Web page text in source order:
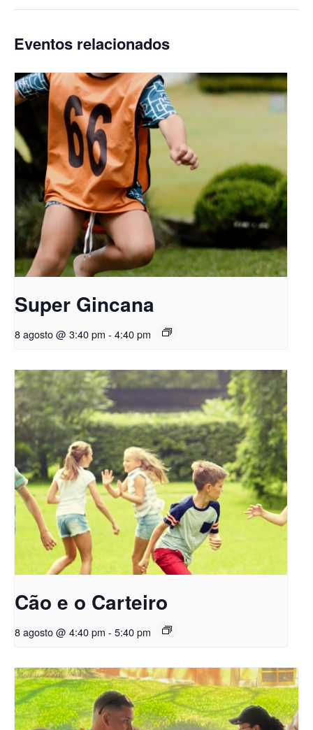
Eventos relacionados
Super Gincana
8 agosto @ 3:40 pm - 4:40 pm
Cão e o Carteiro
8 agosto @ 4:40 pm - 5:40 pm